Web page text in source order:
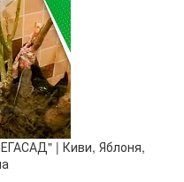
| Киви, Яблоня,